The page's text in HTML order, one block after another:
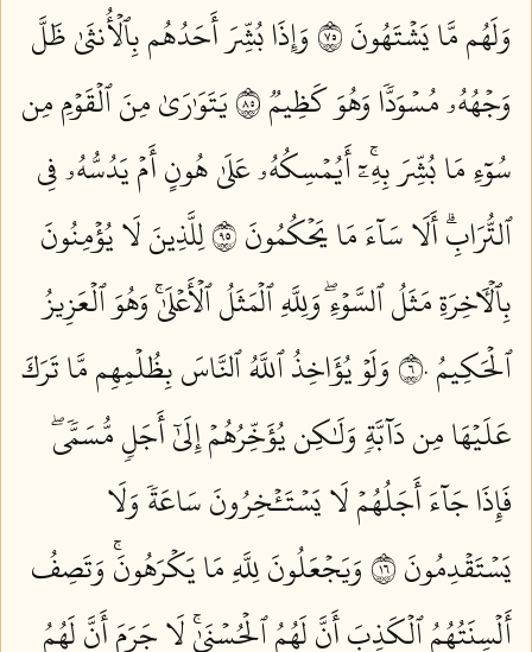
وَلَهُم مَّا يَشۡتَهُونَ ٥٧
وَإِذَا بُشِّرَ أَحَدُهُم بِٱلۡأُنثَىٰ ظَلَّ
وَجۡهُهُۥ مُسۡوَدّٗا وَهُوَ كَظِيمٞ ٥٨
يَتَوَٰرَىٰ مِنَ ٱلۡقَوۡمِ مِن
سُوٓءِ مَا بُشِّرَ بِهِۦٓۚ أَيُمۡسِكُهُۥ عَلَىٰ هُونٍ أَمۡ يَدُسُّهُۥ فِي
ٱلتُّرَابِۗ أَلَا سَآءَ مَا يَحۡكُمُونَ ٥٩
لِلَّذِينَ لَا يُؤۡمِنُونَ
بِٱلۡأٓخِرَةِ مَثَلُ ٱلسَّوۡءِۖ وَلِلَّهِ ٱلۡمَثَلُ ٱلۡأَعۡلَىٰۚ وَهُوَ ٱلۡعَزِيزُ
ٱلۡحَكِيمُ ٦٠
وَلَوۡ يُؤَاخِذُ ٱللَّهُ ٱلنَّاسَ بِظُلۡمِهِم مَّا تَرَكَ
عَلَيۡهَا مِن دَآبَّةٖ وَلَٰكِن يُؤَخِّرُهُمۡ إِلَىٰٓ أَجَلٖ مُّسَمّٗىۖ
فَإِذَا جَآءَ أَجَلُهُمۡ لَا يَسۡتَـٔۡخِرُونَ سَاعَةٗ وَلَا
يَسۡتَقۡدِمُونَ ٦١
وَيَجۡعَلُونَ لِلَّهِ مَا يَكۡرَهُونَۚ وَتَصِفُ
أَلۡسِنَتُهُمُ ٱلۡكَذِبَ أَنَّ لَهُمُ ٱلۡحُسۡنَىٰۚ لَا جَرَمَ أَنَّ لَهُمُ